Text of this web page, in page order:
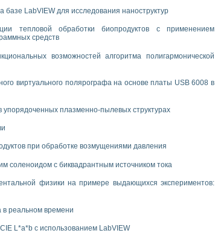
LabVIEW для исследования наноструктур
тепловой обработки биопродуктов с применением
средств
возможностей алгоритма полигармонической
виртуального полярографа на основе платы USB 6008 в
упорядоченных плазменно-пылевых структурах
при обработке возмущениями давления
соленоидом с биквадрантным источником тока
физики на примере выдающихся экспериментов:
в реальном времени
L*a*b с использованием LabVIEW